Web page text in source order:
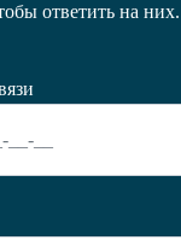
ответить на них.